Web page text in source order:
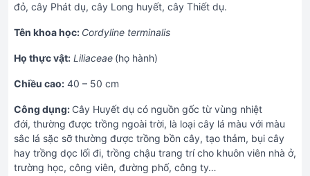
đỏ, cây Phát dụ, cây Long huyết, cây Thiết dụ.
Tên khoa học: Cordyline terminalis
Họ thực vật: Liliaceae (họ hành)
Chiều cao: 40 – 50 cm
Công dụng: Cây Huyết dụ có nguồn gốc từ vùng nhiệt
đới, thường được trồng ngoài trời, là loại cây lá màu với màu
sắc lá sặc sỡ thường được trồng bồn cây, tạo thảm, bụi cây
hay trồng dọc lối đi, trồng chậu trang trí cho khuôn viên nhà ở,
trường học, công viên, đường phố, công ty…